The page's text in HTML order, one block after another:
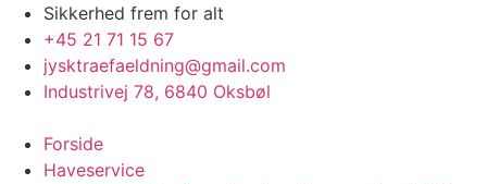
Videre
indhold
Sikkerhed frem for alt
+45 21 71 15 67
jysktraefaeldning@gmail.com
Industrivej 78, 6840 Oksbøl
Forside
Haveservice